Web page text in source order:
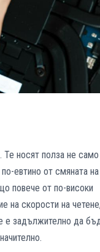
Те носят полза не само
евтино от смяната на
повече от по-високи
на скорости на четене,
е задължително да